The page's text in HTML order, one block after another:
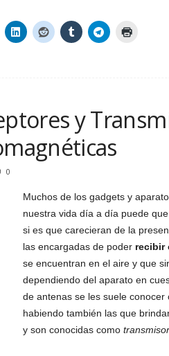
y
0
Muchos de los gadgets y
nuestra vida día a día puede
si es que carecieran de la
las encargadas de poder recibir
se encuentran en el aire y que
dependiendo del aparato en
de antenas se les suele conocer
habiendo también las que
y son conocidas como